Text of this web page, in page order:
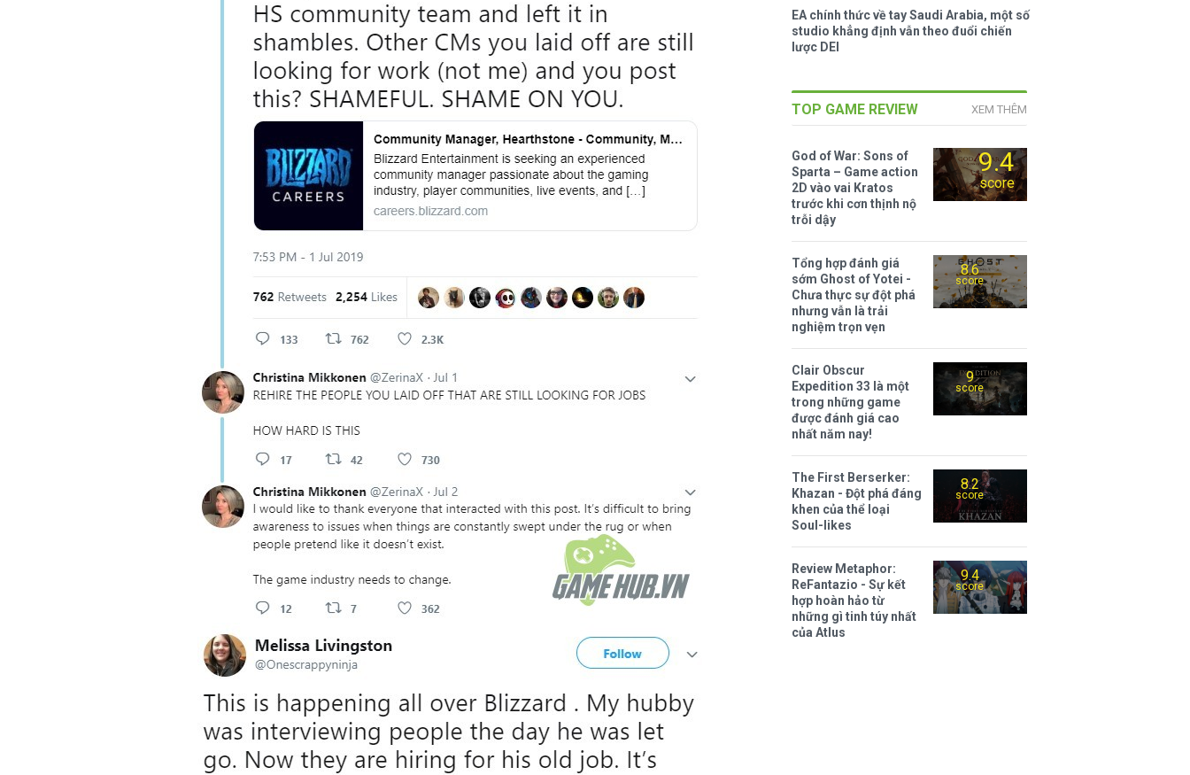
EA chính thức về tay Saudi Arabia, một số
studio khẳng định vẫn theo đuổi chiến
lược DEI
TOP GAME REVIEW XEM THÊM
9.4
score
God of War: Sons of
Sparta – Game action
2D vào vai Kratos
trước khi cơn thịnh nộ
trỗi dậy
8.6
score
Tổng hợp đánh giá
sớm Ghost of Yotei -
Chưa thực sự đột phá
nhưng vẫn là trải
nghiệm trọn vẹn
9
score
Clair Obscur
Expedition 33 là một
trong những game
được đánh giá cao
nhất năm nay!
8.2
score
The First Berserker:
Khazan - Đột phá đáng
khen của thể loại
Soul-likes
9.4
score
Review Metaphor:
ReFantazio - Sự kết
hợp hoàn hảo từ
những gì tinh túy nhất
của Atlus